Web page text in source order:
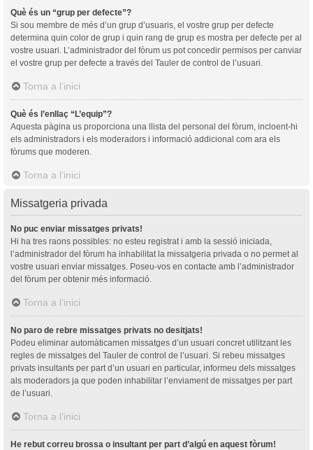
Què és un “grup per defecte”?
Si sou membre de més d’un grup d’usuaris, el vostre grup per defecte
determina quin color de grup i quin rang de grup es mostra per defecte per al
vostre usuari. L’administrador del fòrum us pot concedir permisos per canviar
el vostre grup per defecte a través del Tauler de control de l’usuari.
Torna a l’inici
Què és l’enllaç “L’equip”?
Aquesta pàgina us proporciona una llista del personal del fòrum, incloent-hi
els administradors i els moderadors i informació addicional com ara els
fòrums que moderen.
Torna a l’inici
Missatgeria privada
No puc enviar missatges privats!
Hi ha tres raons possibles: no esteu registrat i amb la sessió iniciada,
l’administrador del fòrum ha inhabilitat la missatgeria privada o no permet al
vostre usuari enviar missatges. Poseu-vos en contacte amb l’administrador
del fòrum per obtenir més informació.
Torna a l’inici
No paro de rebre missatges privats no desitjats!
Podeu eliminar automàticamen missatges d’un usuari concret utilitzant les
regles de missatges del Tauler de control de l’usuari. Si rebeu missatges
privats insultants per part d’un usuari en particular, informeu dels missatges
als moderadors ja que poden inhabilitar l’enviament de missatges per part
de l’usuari.
Torna a l’inici
He rebut correu brossa o insultant per part d’algú en aquest fòrum!